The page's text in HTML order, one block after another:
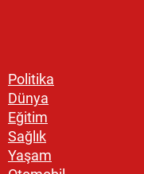
Politika
Dünya
Eğitim
Sağlık
Yaşam